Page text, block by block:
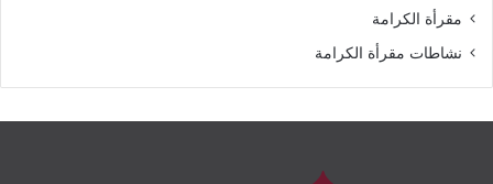
مقرأة الكرامة
نشاطات مقرأة الكرامة